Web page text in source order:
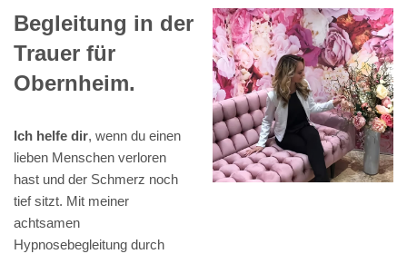
Begleitung in der
Trauer für
Obernheim.
Ich helfe dir, wenn du einen
lieben Menschen verloren
hast und der Schmerz noch
tief sitzt. Mit meiner
achtsamen
Hypnosebegleitung durch